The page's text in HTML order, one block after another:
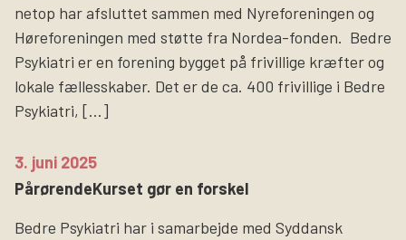
netop har afsluttet sammen med Nyreforeningen og
Høreforeningen med støtte fra Nordea-fonden. Bedre
Psykiatri er en forening bygget på frivillige kræfter og
lokale fællesskaber. Det er de ca. 400 frivillige i Bedre
Psykiatri, […]
3. juni 2025
PårørendeKurset gør en forskel
Bedre Psykiatri har i samarbejde med Syddansk